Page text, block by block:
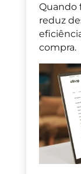
Quando
reduz
compra.